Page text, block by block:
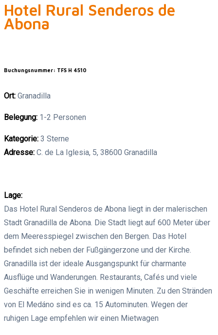
Hotel Rural Senderos de
Abona
Buchungsnummer: TFS H 4510
Ort: Granadilla
Belegung: 1-2 Personen
Kategorie: 3 Sterne
Adresse: C. de La Iglesia, 5, 38600 Granadilla
Lage:
Das Hotel Rural Senderos de Abona liegt in der malerischen
Stadt Granadilla de Abona. Die Stadt liegt auf 600 Meter über
dem Meeresspiegel zwischen den Bergen. Das Hotel
befindet sich neben der Fußgängerzone und der Kirche.
Granadilla ist der ideale Ausgangspunkt für charmante
Ausflüge und Wanderungen. Restaurants, Cafés und viele
Geschäfte erreichen Sie in wenigen Minuten. Zu den Stränden
von El Medáno sind es ca. 15 Autominuten. Wegen der
ruhigen Lage empfehlen wir einen Mietwagen